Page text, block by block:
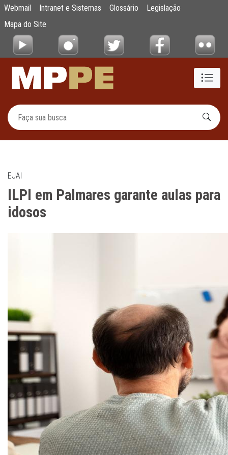
Pular para o Conteúdo principal
ILPI em Palmares garante aulas para
Webmail Intranet e Sistemas Glossário
Legislação
Mapa do Site
EJAI
ILPI em Palmares garante aulas para
idosos